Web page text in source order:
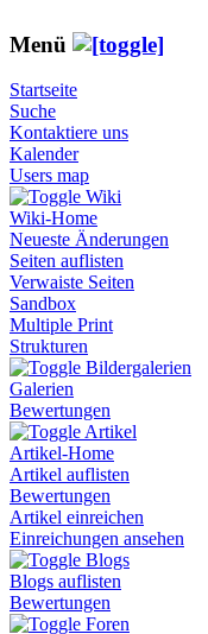
Menü
Startseite
Suche
Kontaktiere uns
Kalender
Users map
Wiki
Wiki-Home
Neueste Änderungen
Seiten auflisten
Verwaiste Seiten
Sandbox
Multiple Print
Strukturen
Bildergalerien
Galerien
Bewertungen
Artikel
Artikel-Home
Artikel auflisten
Bewertungen
Artikel einreichen
Einreichungen ansehen
Blogs
Blogs auflisten
Bewertungen
Foren